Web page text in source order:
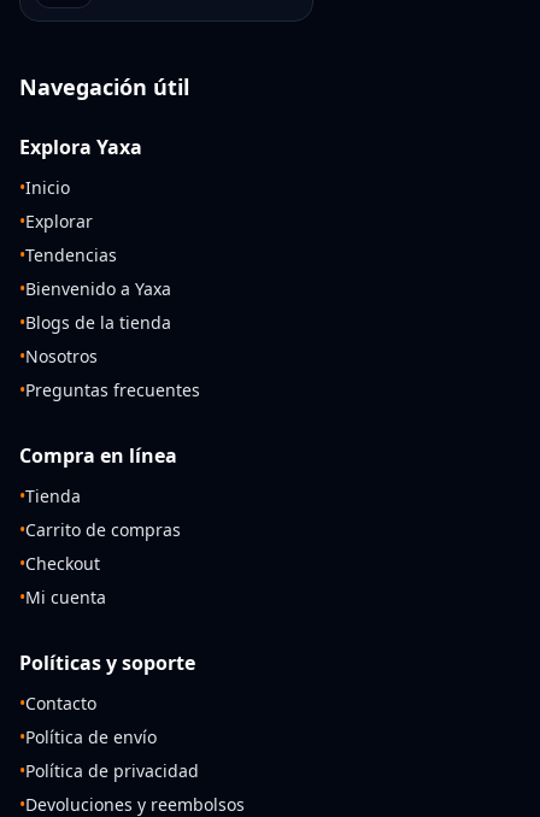
Navegación útil
Explora Yaxa
•Inicio
•Explorar
•Tendencias
•Bienvenido a Yaxa
•Blogs de la tienda
•Nosotros
•Preguntas frecuentes
Compra en línea
•Tienda
•Carrito de compras
•Checkout
•Mi cuenta
Políticas y soporte
•Contacto
•Política de envío
•Política de privacidad
•Devoluciones y reembolsos